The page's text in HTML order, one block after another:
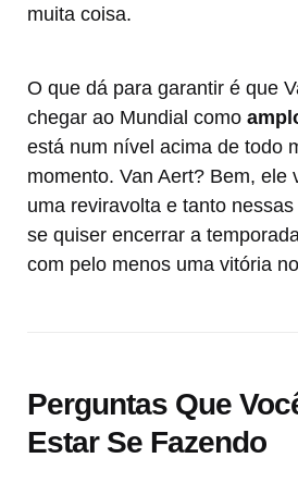
muita coisa.
O que dá para garantir é que
chegar ao Mundial como
está num nível acima de todo
momento. Van Aert? Bem, ele
uma reviravolta e tanto
se quiser encerrar a
com pelo menos uma vitória
Perguntas Que
Estar Se Fazendo